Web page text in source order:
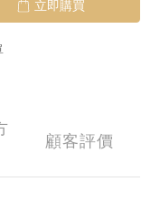
立即購買
顧客評價